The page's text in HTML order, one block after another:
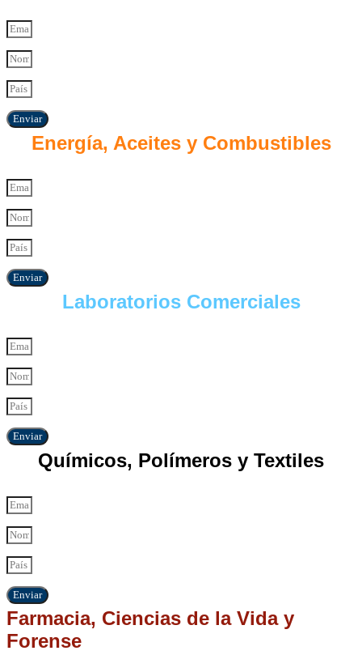
Enviar
Energía, Aceites y Combustibles
Enviar
Laboratorios Comerciales
Enviar
Químicos, Polímeros y Textiles
Enviar
Farmacia, Ciencias de la Vida y
Forense